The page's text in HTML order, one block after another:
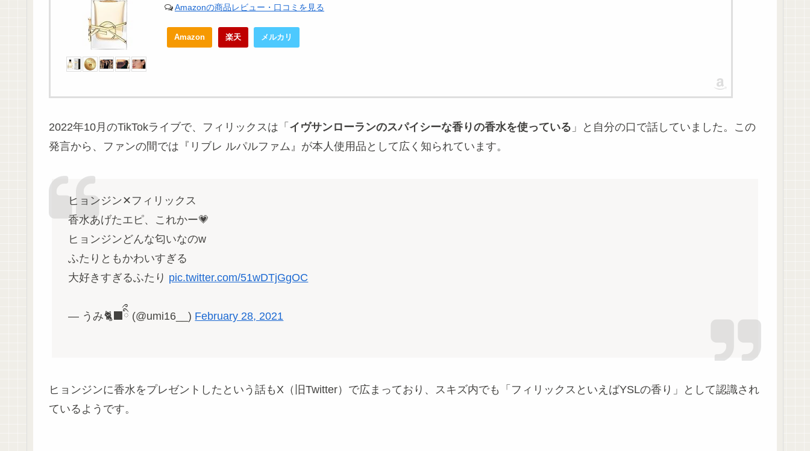
Amazonの商品レビュー・口コミを見る
Amazon 楽天 メルカリ
2022年10月のTikTokライブで、フィリックスは「 イヴサンローランのスパイシーな香りの香水を使っている 」と自分の口で話していました。この
発言から、ファンの間では『リブレ ルパルファム』が本人使用品として広く知られています。
ヒョンジン✕フィリックス
香水あげたエピ、これかー💗
ヒョンジンどんな匂いなのw
ふたりともかわいすぎる
大好きすぎるふたり pic.twitter.com/51wDTjGgOC
— うみ🐈‍⬛ིྀ (@umi16__) February 28, 2021
ヒョンジンに香水をプレゼントしたという話もX（旧Twitter）で広まっており、スキズ内でも「フィリックスといえばYSLの香り」として認識され
ているようです。